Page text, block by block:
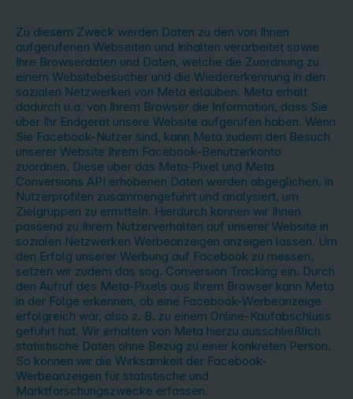
Zu diesem Zweck werden Daten zu den von Ihnen
aufgerufenen Webseiten und Inhalten verarbeitet sowie
Ihre Browserdaten und Daten, welche die Zuordnung zu
einem Websitebesucher und die Wiedererkennung in den
sozialen Netzwerken von Meta erlauben. Meta erhält
dadurch u.a. von Ihrem Browser die Information, dass Sie
über Ihr Endgerät unsere Website aufgerufen haben. Wenn
Sie Facebook-Nutzer sind, kann Meta zudem den Besuch
unserer Website Ihrem Facebook-Benutzerkonto
zuordnen. Diese über das Meta-Pixel und Meta
Conversions API erhobenen Daten werden abgeglichen, in
Nutzerprofilen zusammengeführt und analysiert, um
Zielgruppen zu ermitteln. Hierdurch können wir Ihnen
passend zu Ihrem Nutzerverhalten auf unserer Website in
sozialen Netzwerken Werbeanzeigen anzeigen lassen. Um
den Erfolg unserer Werbung auf Facebook zu messen,
setzen wir zudem das sog. Conversion Tracking ein. Durch
den Aufruf des Meta-Pixels aus Ihrem Browser kann Meta
in der Folge erkennen, ob eine Facebook-Werbeanzeige
erfolgreich war, also z. B. zu einem Online-Kaufabschluss
geführt hat. Wir erhalten von Meta hierzu ausschließlich
statistische Daten ohne Bezug zu einer konkreten Person.
So können wir die Wirksamkeit der Facebook-
Werbeanzeigen für statistische und
Marktforschungszwecke erfassen.